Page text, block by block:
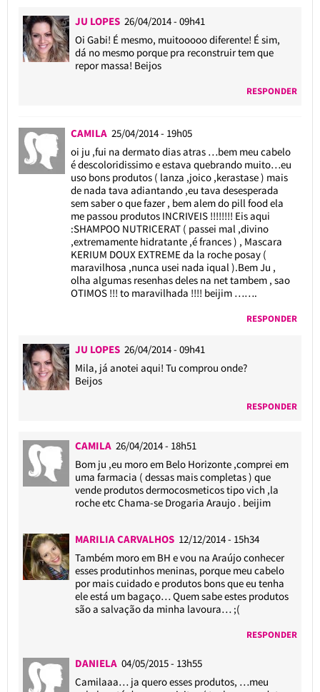
JU LOPES 26/04/2014 - 09h41
Oi Gabi! É mesmo, muitooooo diferente! É sim,
dá no mesmo porque pra reconstruir tem que
repor massa! Beijos
RESPONDER
CAMILA 25/04/2014 - 19h05
oi ju ,fui na dermato dias atras …bem meu cabelo
é descoloridissimo e estava quebrando muito…eu
uso bons produtos ( lanza ,joico ,kerastase ) mais
de nada tava adiantando ,eu tava desesperada
sem saber o que fazer , bem alem do pill food ela
me passou produtos INCRIVEIS !!!!!!!! Eis aqui
:SHAMPOO NUTRICERAT ( passei mal ,divino
,extremamente hidratante ,é frances ) , Mascara
KERIUM DOUX EXTREME da la roche posay (
maravilhosa ,nunca usei nada iqual ).Bem Ju ,
olha algumas resenhas deles na net tambem , sao
OTIMOS !!! to maravilhada !!!! beijim …….
RESPONDER
JU LOPES 26/04/2014 - 09h41
Mila, já anotei aqui! Tu comprou onde?
Beijos
RESPONDER
CAMILA26/04/2014 - 18h51
Bom ju ,eu moro em Belo Horizonte ,comprei em
uma farmacia ( dessas mais completas ) que
vende produtos dermocosmeticos tipo vich ,la
roche etc Chama-se Drogaria Araujo . beijim
MARILIA CARVALHOS 12/12/2014 - 15h34
Também moro em BH e vou na Araújo conhecer
esses produtinhos meninas, porque meu cabelo
por mais cuidado e produtos bons que eu tenha
ele está um bagaço… Quem sabe estes produtos
são a salvação da minha lavoura… ;(
RESPONDER
DANIELA04/05/2015 - 13h55
Camilaaa… ja quero esses produtos, …meu